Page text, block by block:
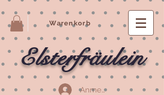
Warenkorb
Elsterfräulein
Anmelden